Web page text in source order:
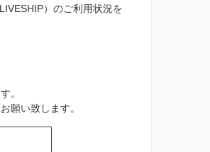
）のご利用状況を
。
願い致します。